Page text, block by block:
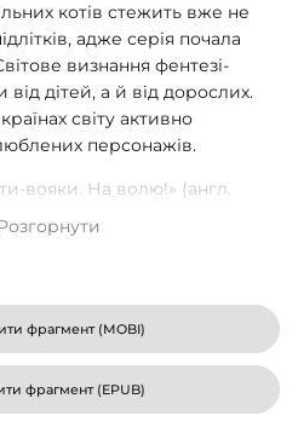
котів стежить вже не
адже серія почала
визнання фентезі-
дітей, а й від дорослих.
світу активно
персонажів.
вояки. На волю!» (англ.
розповідає про життя
вирішило втікти від своїх
Що станеться з рудим
в самісінькому центрі
точно ніхто не погладить по
їжею. У нього є вибір:
фрагмент (MOBI)
фрагмент (EPUB)